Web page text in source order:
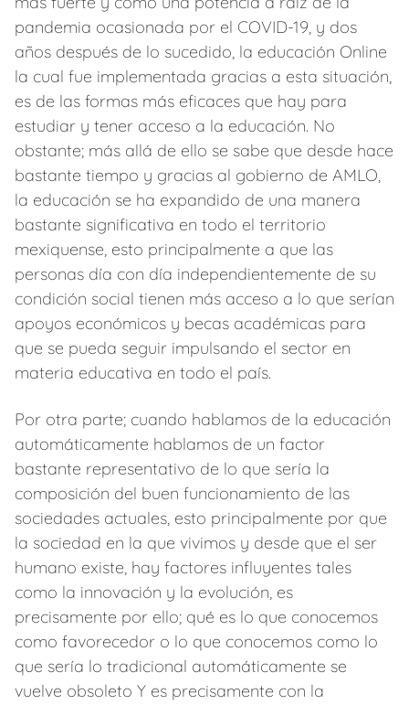
pandemia ocasionada por el COVID-19, y dos
años después de lo sucedido, la educación Online
la cual fue implementada gracias a esta situación,
es de las formas más eficaces que hay para
estudiar y tener acceso a la educación. No
obstante; más allá de ello se sabe que desde hace
bastante tiempo y gracias al gobierno de AMLO,
la educación se ha expandido de una manera
bastante significativa en todo el territorio
mexiquense, esto principalmente a que las
personas día con día independientemente de su
condición social tienen más acceso a lo que serían
apoyos económicos y becas académicas para
que se pueda seguir impulsando el sector en
materia educativa en todo el país.
Por otra parte; cuando hablamos de la educación
automáticamente hablamos de un factor
bastante representativo de lo que sería la
composición del buen funcionamiento de las
sociedades actuales, esto principalmente por que
la sociedad en la que vivimos y desde que el ser
humano existe, hay factores influyentes tales
como la innovación y la evolución, es
precisamente por ello; qué es lo que conocemos
como favorecedor o lo que conocemos como lo
que sería lo tradicional automáticamente se
vuelve obsoleto Y es precisamente con la